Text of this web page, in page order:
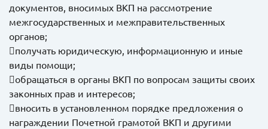
документов, вносимых ВКП на рассмотрение
межгосударственных и межправительственных
органов;
получать юридическую, информационную и иные
виды помощи;
обращаться в органы ВКП по вопросам защиты своих
законных прав и интересов;
вносить в установленном порядке предложения о
награждении Почетной грамотой ВКП и другими